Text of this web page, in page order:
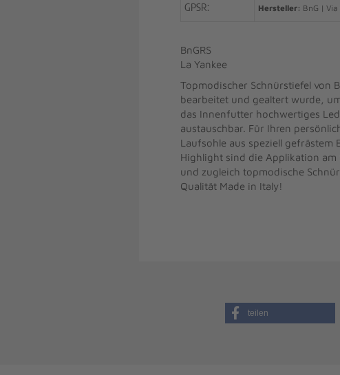
GPSR: Hersteller: BnG |
BnGRS
La Yankee
Topmodischer Schnürstiefel von
bearbeitet und gealtert wurde,
das Innenfutter hochwertiges
austauschbar. Für Ihren
Laufsohle aus speziell gefrästem
Highlight sind die Applikation am
und zugleich topmodische
Qualität Made in Italy!
teilen